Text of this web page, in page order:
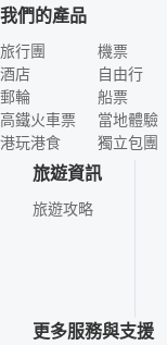
我們的產品
旅行團
酒店
郵輪
高鐵火車票
港玩港食
機票
自由行
船票
當地體驗
獨立包團
旅遊資訊
旅遊攻略
更多服務與支援